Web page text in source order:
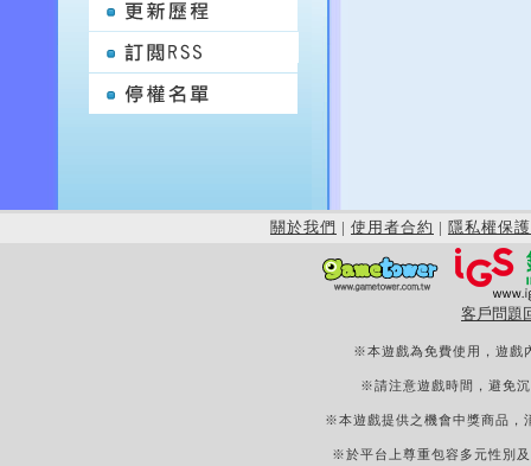
關於我們 | 使用者合約 | 隱私權保護
客戶問題
※本遊戲為免費使用，遊戲
※請注意遊戲時間，避免
※本遊戲提供之機會中獎商品，
※於平台上尊重包容多元性別